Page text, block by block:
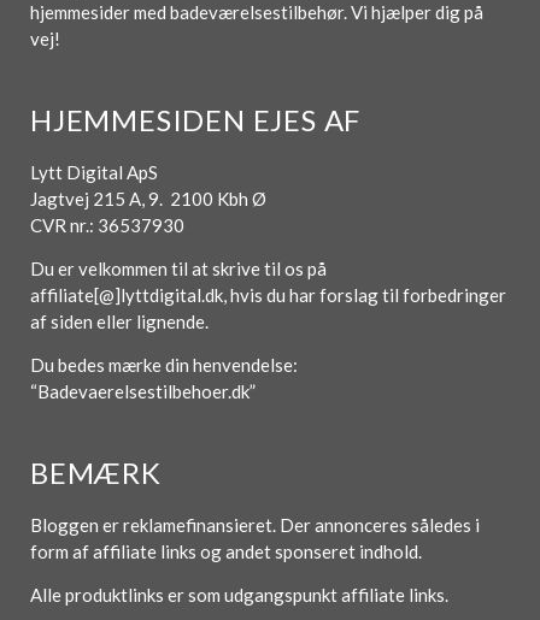
hjemmesider med badeværelsestilbehør. Vi hjælper dig på
vej!
HJEMMESIDEN EJES AF
Lytt Digital ApS
Jagtvej 215 A, 9. 2100 Kbh Ø
CVR nr.: 36537930
Du er velkommen til at skrive til os på
affiliate[@]lyttdigital.dk, hvis du har forslag til forbedringer
af siden eller lignende.
Du bedes mærke din henvendelse:
“Badevaerelsestilbehoer.dk”
BEMÆRK
Bloggen er reklamefinansieret. Der annonceres således i
form af affiliate links og andet sponseret indhold.
Alle produktlinks er som udgangspunkt affiliate links.